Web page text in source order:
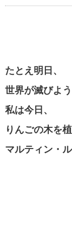
たとえ明日、
世界が滅びよう
私は今日、
りんごの木を植
マルティン・